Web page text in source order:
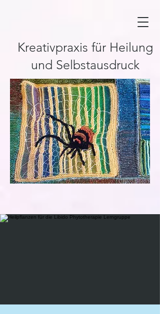
Kreativpraxis für Heilung
und Selbstausdruck